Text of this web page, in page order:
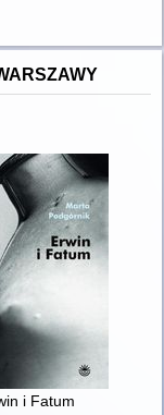
i Fatum